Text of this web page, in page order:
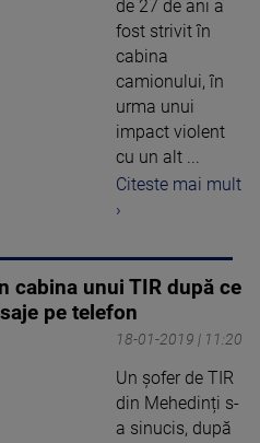
de 27 de ani a
fost strivit în
cabina
camionului, în
urma unui
impact violent
cu un alt ...
Citeste mai mult
›
cabina unui TIR după ce
pe telefon
18-01-2019 | 11:20
Un șofer de TIR
din Mehedinți s-
a sinucis, după